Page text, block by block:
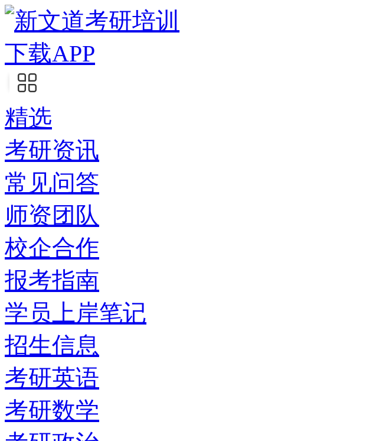
下载APP
精选
考研资讯
常见问答
师资团队
校企合作
报考指南
学员上岸笔记
招生信息
考研英语
考研数学